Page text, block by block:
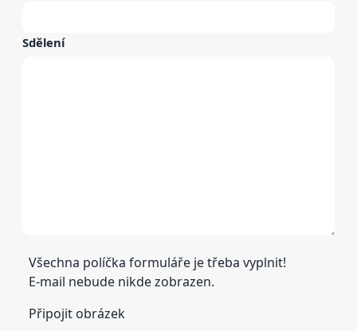
Sdělení
Všechna políčka formuláře je třeba vyplnit!
E-mail nebude nikde zobrazen.
Připojit obrázek